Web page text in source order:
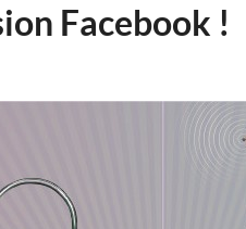
Facebook !